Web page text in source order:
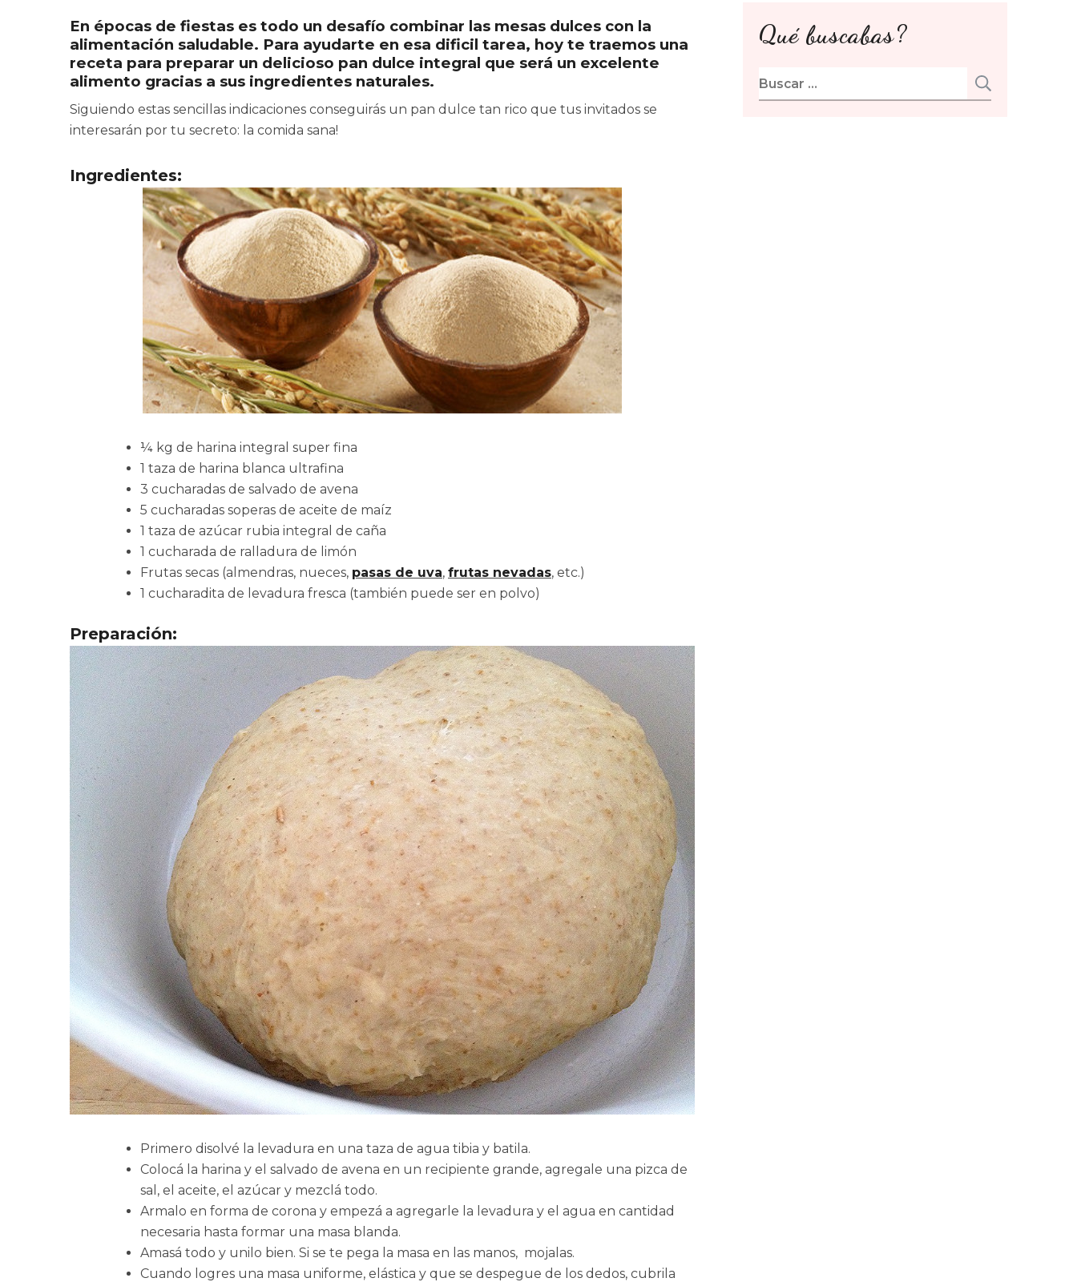
En épocas de fiestas es todo un desafío combinar las mesas dulces con la
alimentación saludable. Para ayudarte en esa dificil tarea, hoy te traemos una
receta para preparar un delicioso pan dulce integral que será un excelente
alimento gracias a sus ingredientes naturales.
Siguiendo estas sencillas indicaciones conseguirás un pan dulce tan rico que tus invitados se
interesarán por tu secreto: la comida sana!
Ingredientes:
¼ kg de harina integral super fina
1 taza de harina blanca ultrafina
3 cucharadas de salvado de avena
5 cucharadas soperas de aceite de maíz
1 taza de azúcar rubia integral de caña
1 cucharada de ralladura de limón
Frutas secas (almendras, nueces, pasas de uva, frutas nevadas, etc.)
1 cucharadita de levadura fresca (también puede ser en polvo)
Preparación:
Primero disolvé la levadura en una taza de agua tibia y batila.
Colocá la harina y el salvado de avena en un recipiente grande, agregale una pizca de
sal, el aceite, el azúcar y mezclá todo.
Armalo en forma de corona y empezá a agregarle la levadura y el agua en cantidad
necesaria hasta formar una masa blanda.
Amasá todo y unilo bien. Si se te pega la masa en las manos, mojalas.
Cuando logres una masa uniforme, elástica y que se despegue de los dedos, cubrila
Qué buscabas?
Buscar: